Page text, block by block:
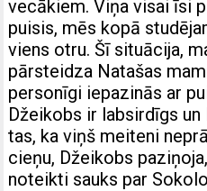
vecākiem. Viņa visai īsi
puisis, mēs kopā
viens otru. Šī situācija,
pārsteidza Natašas
personīgi iepazinās ar
Džeikobs ir labsirdīgs un
tas, ka viņš meiteni
cieņu, Džeikobs
noteikti sauks par